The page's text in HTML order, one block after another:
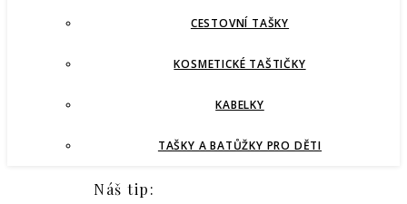
CESTOVNÍ TAŠKY
KOSMETICKÉ TAŠTIČKY
KABELKY
TAŠKY A BATŮŽKY PRO DĚTI
Náš tip: